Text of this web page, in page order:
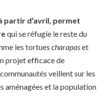
partir d’avril, permet
qui se réfugie le reste du
les tortues charapaset
projet efficace de
veillent sur les
aménagées et la population